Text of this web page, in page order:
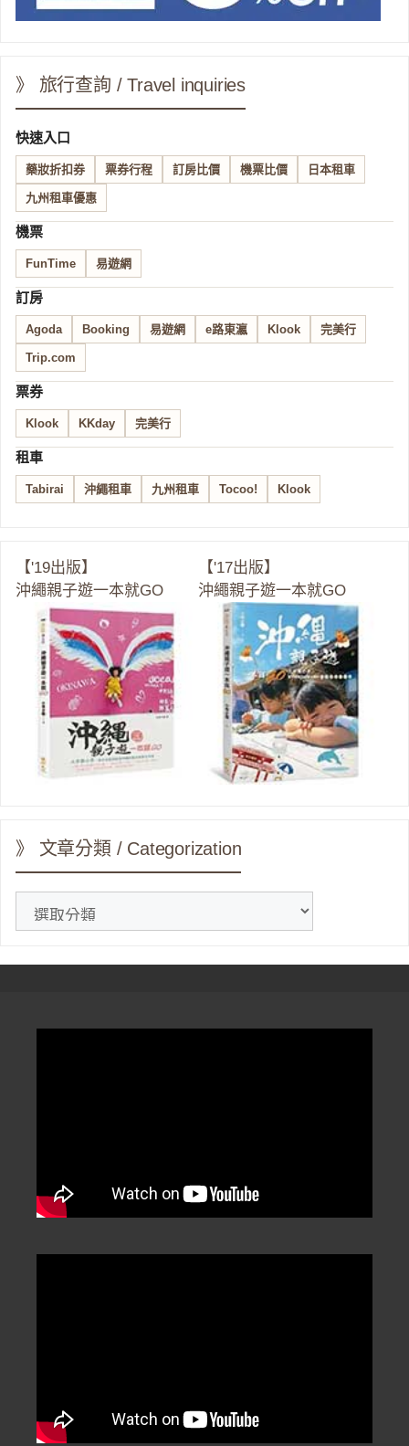
》 旅行查詢 / Travel inquiries
快速入口
藥妝折扣券 票券行程 訂房比價 機票比價 日本租車
九州租車優惠
機票
FunTime 易遊網
訂房
Agoda Booking 易遊網 e路東瀛 Klook 完美行
Trip.com
票券
Klook KKday 完美行
租車
Tabirai 沖繩租車 九州租車 Tocoo! Klook
【'19出版】
沖繩親子遊一本就GO
【'17出版】
沖繩親子遊一本就GO
》 文章分類 / Categorization
分